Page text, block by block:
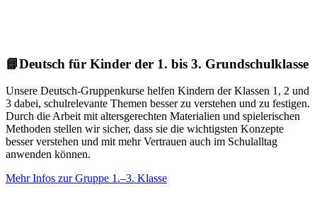
📘Deutsch für Kinder der 1. bis 3. Grundschulklasse
Unsere Deutsch-Gruppenkurse helfen Kindern der Klassen 1, 2 und
3 dabei, schulrelevante Themen besser zu verstehen und zu festigen.
Durch die Arbeit mit altersgerechten Materialien und spielerischen
Methoden stellen wir sicher, dass sie die wichtigsten Konzepte
besser verstehen und mit mehr Vertrauen auch im Schulalltag
anwenden können.
Mehr Infos zur Gruppe 1.–3. Klasse